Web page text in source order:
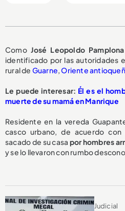
Como José Leopoldo
identificado por las autoridades
rural de Guarne,Oriente
Le puede interesar: Él es el
muerte de su mamá en Manrique
Residente en la vereda
casco urbano, de acuerdo con
sacado de su casa por hombres
y se lo llevaron con rumbo
Judicial